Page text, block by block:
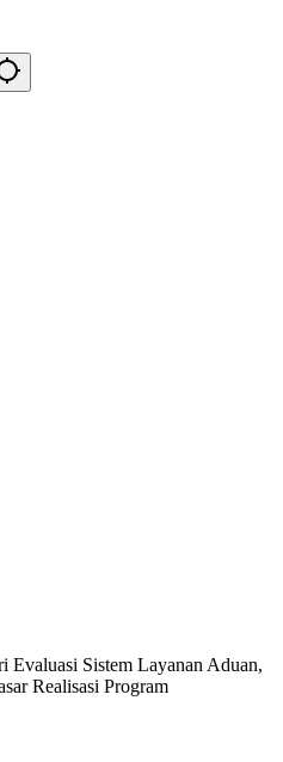
Evaluasi Sistem Layanan Aduan,
Realisasi Program